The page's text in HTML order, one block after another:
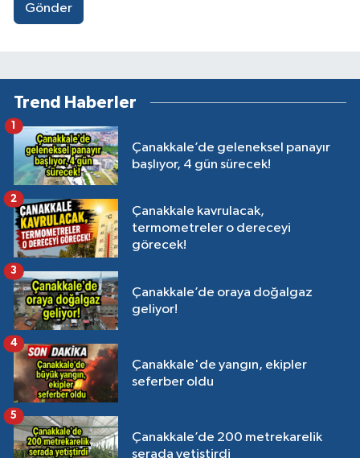
Gönder
Trend Haberler
Çanakkale’de geleneksel panayır
başlıyor, 4 gün sürecek!
1
Çanakkale kavrulacak,
termometreler o dereceyi
görecek!
2
Çanakkale’de oraya doğalgaz
geliyor!
3
Çanakkale'de yangın, ekipler
seferber oldu
4
Çanakkale’de 200 metrekarelik
serada yetiştirdi
5